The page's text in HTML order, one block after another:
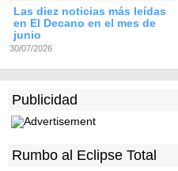
Las diez noticias más leídas
en El Decano en el mes de
junio
30/07/2026
Publicidad
Rumbo al Eclipse Total